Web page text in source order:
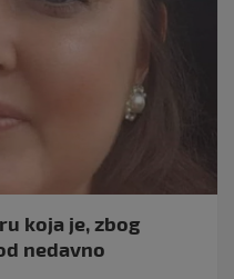
koja je, zbog
nedavno